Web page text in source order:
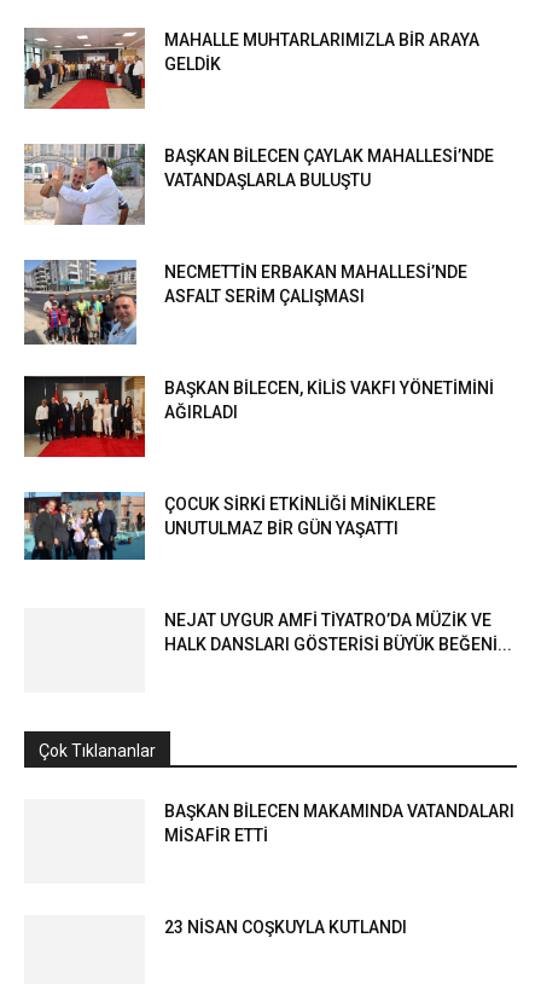
MAHALLE MUHTARLARIMIZLA BİR ARAYA
GELDİK
BAŞKAN BİLECEN ÇAYLAK MAHALLESİ’NDE
VATANDAŞLARLA BULUŞTU
NECMETTİN ERBAKAN MAHALLESİ’NDE
ASFALT SERİM ÇALIŞMASI
BAŞKAN BİLECEN, KİLİS VAKFI YÖNETİMİNİ
AĞIRLADI
ÇOCUK SİRKİ ETKİNLİĞİ MİNİKLERE
UNUTULMAZ BİR GÜN YAŞATTI
NEJAT UYGUR AMFİ TİYATRO’DA MÜZİK VE
HALK DANSLARI GÖSTERİSİ BÜYÜK BEĞENİ...
Çok Tıklananlar
BAŞKAN BİLECEN MAKAMINDA VATANDALARI
MİSAFİR ETTİ
23 NİSAN COŞKUYLA KUTLANDI